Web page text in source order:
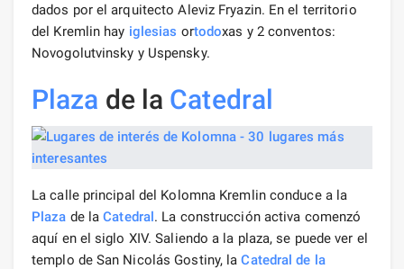
dados por el arquitecto Aleviz Fryazin. En el territorio
del Kremlin hay iglesias ortodoxas y 2 conventos:
Novogolutvinsky y Uspensky.
Plaza de la Catedral
La calle principal del Kolomna Kremlin conduce a la
Plaza de laCatedral. La construcción activa comenzó
aquí en el siglo XIV. Saliendo a la plaza, se puede ver el
templo de San Nicolás Gostiny, laCatedral de la